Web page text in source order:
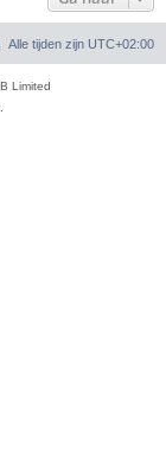
Alle tijden zijn UTC+02:00
Limited